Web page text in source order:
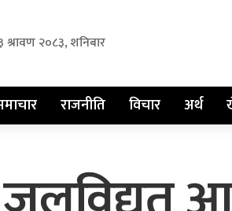
श्रावण २०८३, शनिबार
राजनीति विचार अर्थ